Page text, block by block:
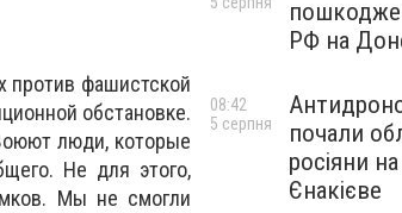
против фашистской
обстановке.
люди, которые
Не для этого,
Мы не смогли
РФ на
почали
росіяни
Єнакієве
08:42
5 серпня